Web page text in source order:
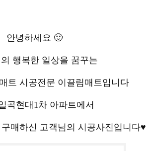
안녕하세요 🙂
행복한 일상을 꿈꾸는
트 시공전문 이끌림매트입니다
곡현대1차 아파트에서
매하신 고객님의 시공사진입니다♥